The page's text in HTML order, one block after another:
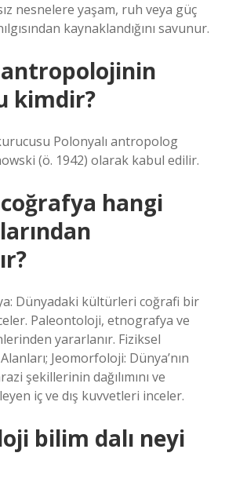
nesnelere yaşam, ruh veya güç
kaynaklandığını savunur.
kimdir?
Polonyalı antropolog
(ö. 1942) olarak kabul edilir.
hangi
Dünyadaki kültürleri coğrafi bir
Paleontoloji, etnografya ve
yararlanır. Fiziksel
Jeomorfoloji: Dünya’nın
şekillerinin dağılımını ve
iç ve dış kuvvetleri inceler.
bilim dalı neyi